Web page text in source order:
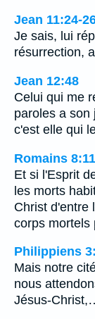
Jean 11:24-
Je sais, lui
résurrection,
Jean 12:48
Celui qui me
paroles a son
c'est elle qui
Romains 8:11
Et si l'Esprit
les morts
Christ d'entre
corps mortels
Philippiens
Mais notre
nous
Jésus-